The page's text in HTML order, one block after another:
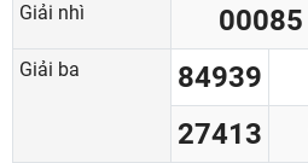
Giải nhì 00085
Giải ba 84939
27413